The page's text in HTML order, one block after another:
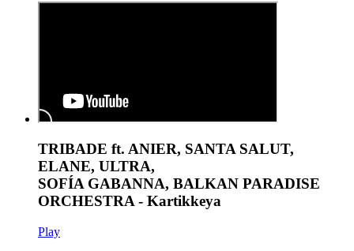
TRIBADE ft. ANIER, SANTA SALUT,
ELANE, ULTRA,
SOFÍA GABANNA, BALKAN PARADISE
ORCHESTRA - Kartikkeya
Play